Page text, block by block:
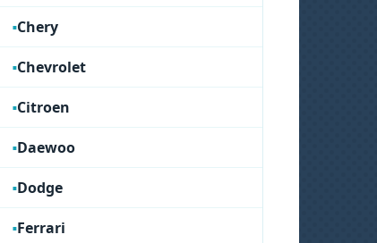
Chery
Chevrolet
Citroen
Daewoo
Dodge
Ferrari